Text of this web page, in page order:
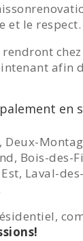
et le respect.
afin
en
Deux-
Bois-des-
Laval-